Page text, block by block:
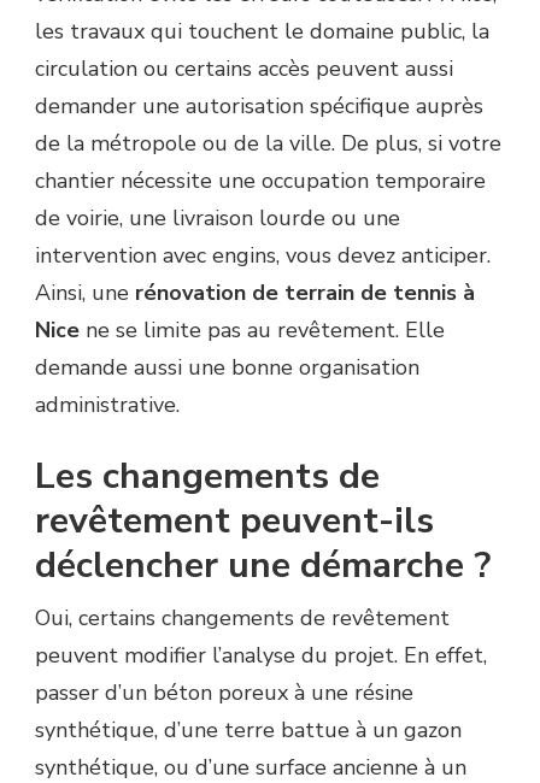
les travaux qui touchent le domaine public, la
circulation ou certains accès peuvent aussi
demander une autorisation spécifique auprès
de la métropole ou de la ville. De plus, si votre
chantier nécessite une occupation temporaire
de voirie, une livraison lourde ou une
intervention avec engins, vous devez anticiper.
Ainsi, une rénovation de terrain de tennis à
Nice ne se limite pas au revêtement. Elle
demande aussi une bonne organisation
administrative.
Les changements de
revêtement peuvent-ils
déclencher une démarche ?
Oui, certains changements de revêtement
peuvent modifier l’analyse du projet. En effet,
passer d’un béton poreux à une résine
synthétique, d’une terre battue à un gazon
synthétique, ou d’une surface ancienne à un